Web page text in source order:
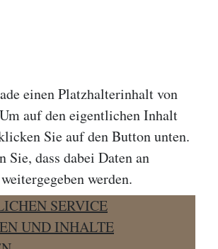
einen Platzhalterinhalt von
auf den eigentlichen Inhalt
Sie auf den Button unten.
Sie, dass dabei Daten an
werden.
SERVICE
UND INHALTE